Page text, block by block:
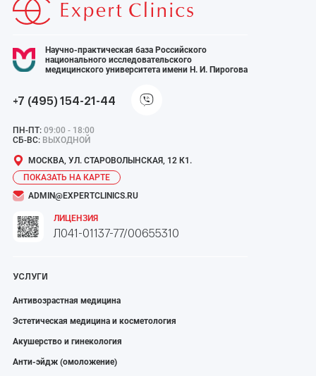
Научно-практическая база Российского
национального исследовательского
медицинского университета имени Н. И. Пирогова
+7 (495) 154-21-44
ПН-ПТ: 09:00 - 18:00
СБ-ВС: ВЫХОДНОЙ
МОСКВА, УЛ. СТАРОВОЛЫНСКАЯ, 12 К1.
ПОКАЗАТЬ НА КАРТЕ
ADMIN@EXPERTCLINICS.RU
ЛИЦЕНЗИЯ
Л041-01137-77/00655310
УСЛУГИ
Антивозрастная медицина
Эстетическая медицина и косметология
Акушерство и гинекология
Анти-эйдж (омоложение)